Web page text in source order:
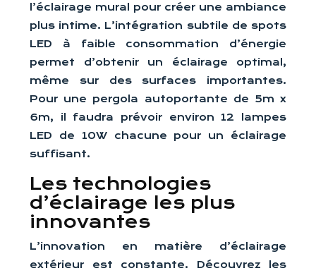
l’éclairage mural pour créer une ambiance
plus intime. L’intégration subtile de spots
LED à faible consommation d’énergie
permet d’obtenir un éclairage optimal,
même sur des surfaces importantes.
Pour une pergola autoportante de 5m x
6m, il faudra prévoir environ 12 lampes
LED de 10W chacune pour un éclairage
suffisant.
Les technologies
d’éclairage les plus
innovantes
L’innovation en matière d’éclairage
extérieur est constante. Découvrez les